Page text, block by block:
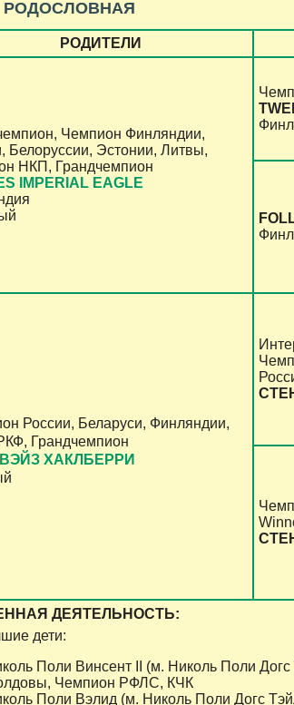
РОДОСЛОВНАЯ
РОДИТЕЛИ
Чемпион Финляндии,
Белоруссии, Эстонии, Литвы,
НКП, Грандчемпион
IMPERIAL EAGLE
России, Беларуси, Финляндии,
Грандчемпион
ХАКЛБЕРРИ
ДЕЯТЕЛЬНОСТЬ:
дети:
Поли Винсент II (м. Николь Поли
Чемпион РФЛС, КЧК
Поли Вэлид (м. Николь Поли Догс